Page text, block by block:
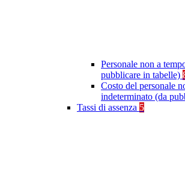
Personale non a
pubblicare in tabelle)
Costo del personale
indeterminato (da
Tassi di assenza 5